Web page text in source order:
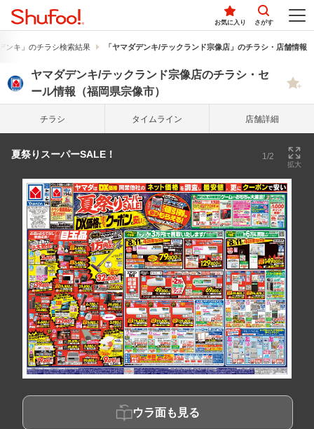
お気に入り さがす
ンキ」のチラシ検索結果 「ヤマダデンキ/テックランド宗像店」のチラシ・店舗情報
ヤマダデンキ/テックランド宗像店のチラシ・セ
ール情報（福岡県宗像市）
チラシ タイム ライン 店舗詳細
夏祭りスーパーSALE！ 1/2
拡大
ウラ面も見る